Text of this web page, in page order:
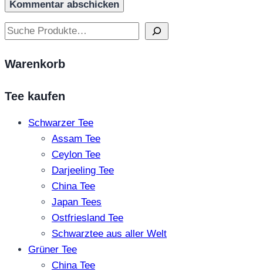
Suchen
Warenkorb
Tee kaufen
Schwarzer Tee
Assam Tee
Ceylon Tee
Darjeeling Tee
China Tee
Japan Tees
Ostfriesland Tee
Schwarztee aus aller Welt
Grüner Tee
China Tee